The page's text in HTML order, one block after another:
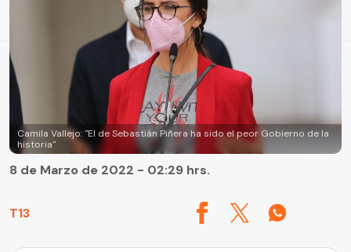
Camila Vallejo: "El de Sebastián Piñera ha sido el peor Gobierno de la
historia"
T13
8 de Marzo de 2022 - 02:29 hrs.